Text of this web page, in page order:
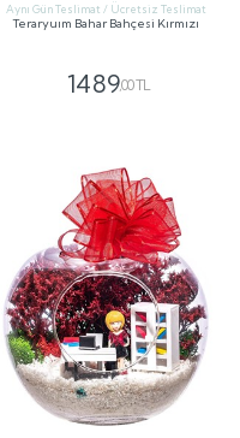
Aynı Gün Teslimat / Ücretsiz Teslimat
Teraryuım Bahar Bahçesi Kırmızı
1489,00 TL